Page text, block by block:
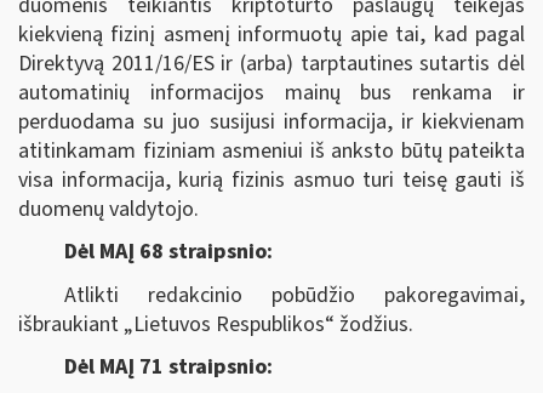
kiekvieną fizinį asmenį informuotų apie tai, kad pagal
Direktyvą 2011/16/ES ir (arba) tarptautines sutartis dėl
automatinių informacijos mainų bus renkama ir
perduodama su juo susijusi informacija, ir kiekvienam
atitinkamam fiziniam asmeniui iš anksto būtų pateikta
visa informacija, kurią fizinis asmuo turi teisę gauti iš
duomenų valdytojo.
Dėl MAĮ 68 straipsnio:
Atlikti redakcinio pobūdžio pakoregavimai,
išbraukiant „Lietuvos Respublikos“ žodžius.
Dėl MAĮ 71 straipsnio: